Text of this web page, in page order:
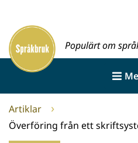
innehållet
Framsida
Populärt om
Artiklar
Överföring från ett